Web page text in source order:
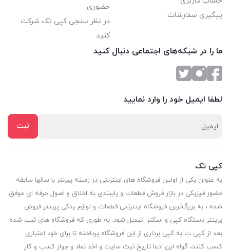
پیگیری سفارشات
حضوری
در نظر سنجی کپی تک شرکت
کنید
ما را در شبکه‌های اجتماعی دنبال کنید
لطفا ایمیل خود را وارد نمایید
کپی تک
به عنوان یکی از اولین فروشگاه های اینترنتی در زمینه پیرنتر با سالها سابقه
حضور فیزیکی در بازار فروش قطعات و پایبندی به اخلاق و اصول حرفه ای موفق
شده ، به بزرگ‌ترین فروشگاه اینترنتی قطعات و لوازم یدکی پرینتر فروش
پرینتر دستگاه کپی و اسکنر تبدیل شود. به طوری که فروشگاه های ثبت شده
بعد از کپی ت به کپی برداری از این فروشگاه پرداخته تا برای خود اعتباری
کسب کنند، گواه این ادعا تاریخ ثبت سایت و اخذ نماد و جواز کسب و کار